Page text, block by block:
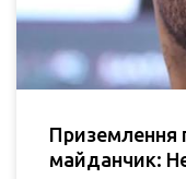
Приземлення
майданчик: